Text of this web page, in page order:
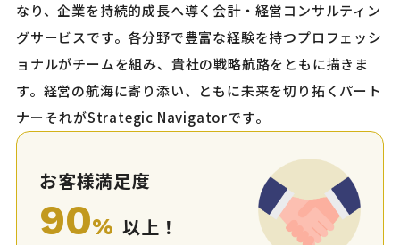
なり、企業を持続的成長へ導く会計・経営コンサルティン
グサービスです。各分野で豊富な経験を持つプロフェッシ
ョナルがチームを組み、貴社の戦略航路をともに描きま
す。経営の航海に寄り添い、ともに未来を切り拓くパート
ナー――それがStrategic Navigatorです。
お客様満足度
90% 以上！